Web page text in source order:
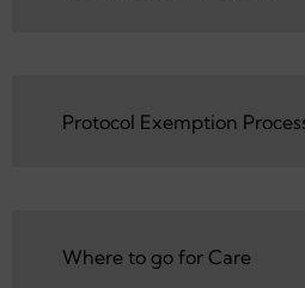
Protocol Exemption
Where to go for Care